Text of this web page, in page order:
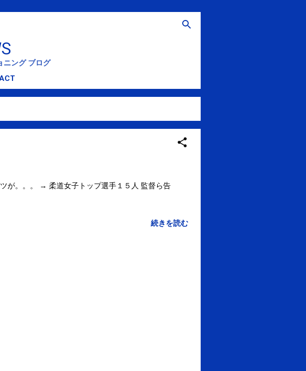
ツに移動
ニング ブログ
が。。。 → 柔道女子トップ選手１５人 監督ら告
続きを読む